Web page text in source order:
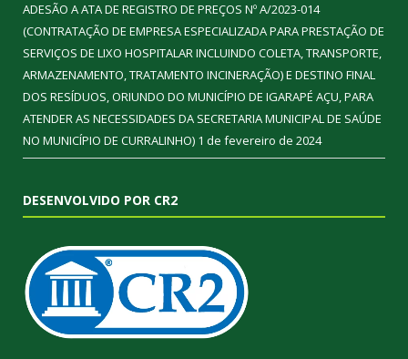
ADESÃO A ATA DE REGISTRO DE PREÇOS Nº A/2023-014
(CONTRATAÇÃO DE EMPRESA ESPECIALIZADA PARA PRESTAÇÃO DE
SERVIÇOS DE LIXO HOSPITALAR INCLUINDO COLETA, TRANSPORTE,
ARMAZENAMENTO, TRATAMENTO INCINERAÇÃO) E DESTINO FINAL
DOS RESÍDUOS, ORIUNDO DO MUNICÍPIO DE IGARAPÉ AÇU, PARA
ATENDER AS NECESSIDADES DA SECRETARIA MUNICIPAL DE SAÚDE
NO MUNICÍPIO DE CURRALINHO) 1 de fevereiro de 2024
DESENVOLVIDO POR CR2